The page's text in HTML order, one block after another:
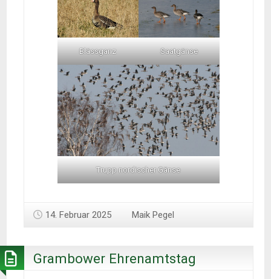
Blässganz Saatgänse
Trupp nordischer Gänse
14. Februar 2025 Maik Pegel
Grambower Ehrenamtstag